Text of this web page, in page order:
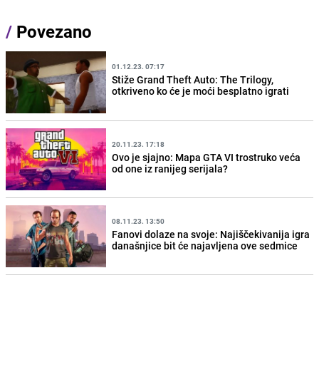
/ Povezano
01.12.23. 07:17
Stiže Grand Theft Auto: The Trilogy,
otkriveno ko će je moći besplatno igrati
20.11.23. 17:18
Ovo je sjajno: Mapa GTA VI trostruko veća
od one iz ranijeg serijala?
08.11.23. 13:50
Fanovi dolaze na svoje: Najiščekivanija igra
današnjice bit će najavljena ove sedmice